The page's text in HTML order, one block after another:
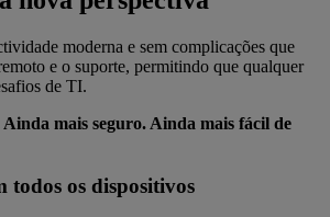
moderna e sem complicações que
e o suporte, permitindo que qualquer
de TI.
mais seguro. Ainda mais fácil de
todos os dispositivos